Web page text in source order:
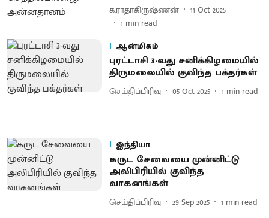
க.ராதாகிருஷ்ணன்
11 Oct 2025
1 min read
ஆன்மிகம்
புரட்டாசி 3-வது சனிக்கிழமையில்
திருமலையில் குவிந்த பக்தர்கள்
செய்திப்பிரிவு 05 Oct 2025 1 min read
இந்தியா
கருட சேவையை முன்னிட்டு
அலிபிரியில் குவிந்த
வாகனங்கள்
செய்திப்பிரிவு 29 Sep 2025 1 min read